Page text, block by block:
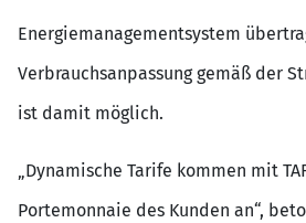
Energiemanagementsystem
Verbrauchsanpassung gemäß der
ist damit möglich.
„Dynamische Tarife kommen mit
Portemonnaie des Kunden an“,